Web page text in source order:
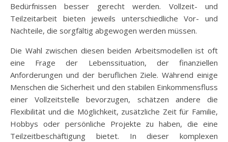
Bedürfnissen besser gerecht werden. Vollzeit- und
Teilzeitarbeit bieten jeweils unterschiedliche Vor- und
Nachteile, die sorgfältig abgewogen werden müssen.
Die Wahl zwischen diesen beiden Arbeitsmodellen ist oft
eine Frage der Lebenssituation, der finanziellen
Anforderungen und der beruflichen Ziele. Während einige
Menschen die Sicherheit und den stabilen Einkommensfluss
einer Vollzeitstelle bevorzugen, schätzen andere die
Flexibilität und die Möglichkeit, zusätzliche Zeit für Familie,
Hobbys oder persönliche Projekte zu haben, die eine
Teilzeitbeschäftigung bietet. In dieser komplexen